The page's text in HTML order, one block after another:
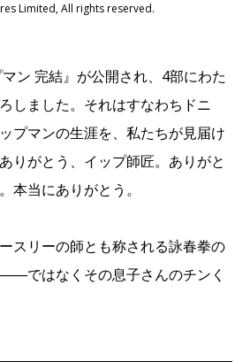
Limited, All rights reserved.
ン 完結』が公開され、4部にわた
しました。それはすなわちドニ
プマンの生涯を、私たちが見届け
りがとう、イップ師匠。ありがと
本当にありがとう。
スリーの師とも称される詠春拳の
ではなくその息子さんのチンく